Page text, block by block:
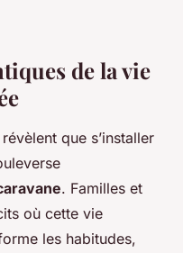
de la vie
révèlent que s’installer
. Familles et
où cette vie
les habitudes,